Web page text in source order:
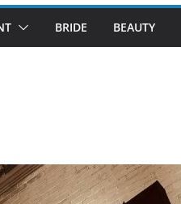
BRIDE BEAUTY